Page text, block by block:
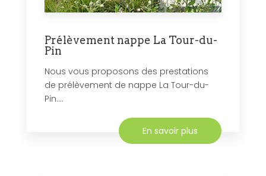
Prélèvement nappe La Tour-du-
Pin
Nous vous proposons des prestations
de prélèvement de nappe La Tour-du-
Pin....
En savoir plus